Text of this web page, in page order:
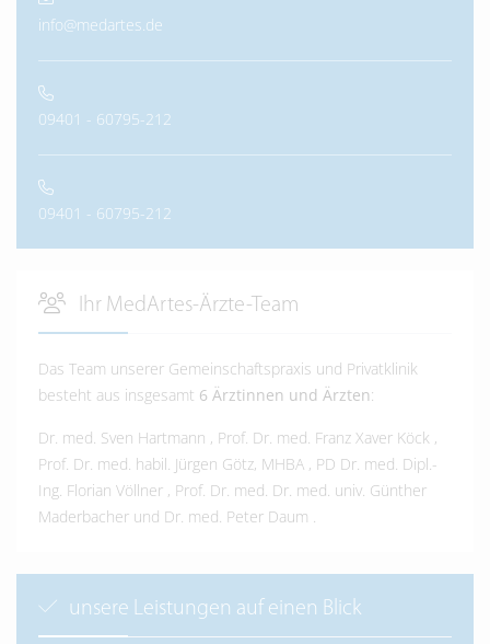
info@medartes.de
09401 - 60795-212
09401 - 60795-212
Ihr MedArtes-Ärzte-Team
Das Team unserer Gemeinschaftspraxis und Privatklinik
besteht aus insgesamt 6 Ärztinnen und Ärzten:
Dr. med. Sven Hartmann , Prof. Dr. med. Franz Xaver Köck ,
Prof. Dr. med. habil. Jürgen Götz, MHBA , PD Dr. med. Dipl.-
Ing. Florian Völlner , Prof. Dr. med. Dr. med. univ. Günther
Maderbacher und Dr. med. Peter Daum .
unsere Leistungen auf einen Blick